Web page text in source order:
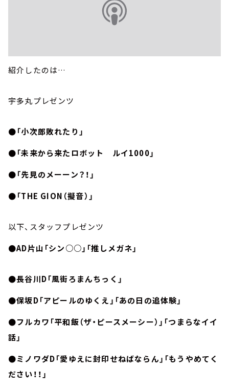
紹介したのは…
宇多丸プレゼンツ
●「小次郎敗れたり」
●「未来から来たロボット ルイ1000」
●「先見のメーーン？！」
●「THE GION（擬音）」
以下、スタッフプレゼンツ
●AD片山「シン○○」「推しメガネ」
●長谷川D「風街ろまんちっく」
●保坂D「アピールのゆくえ」「あの日の追体験」
●フルカワ「平和飯（ザ・ピースメーシー）」「つまらなイイ
話」
●ミノワダD「愛ゆえに封印せねばならん」「もうやめてく
ださい！！」